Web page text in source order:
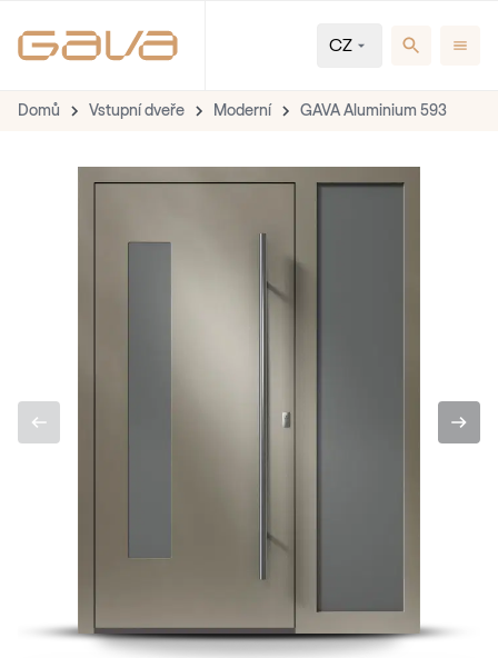
CZ
Domů Vstupní dveře Moderní GAVA Aluminium 593